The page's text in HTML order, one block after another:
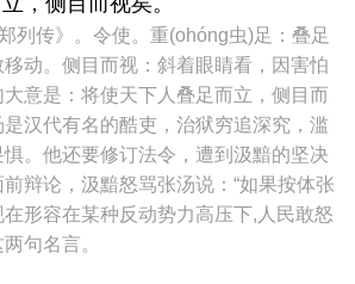
列传》。令使。重(ohóng虫)足：叠足
动。侧目而视：斜着眼睛看，因害怕
意是：将使天下人叠足而立，侧目而
汉代有名的酷吏，治狱穷追深究，滥
。他还要修订法令，遭到汲黯的坚决
辩论，汲黯怒骂张汤说：“如果按体张
形容在某种反动势力高压下,人民敢怒
句名言。